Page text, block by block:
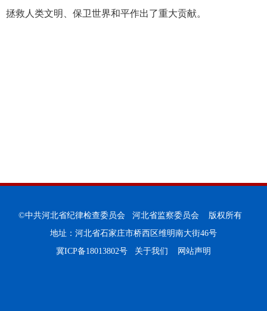
拯救人类文明、保卫世界和平作出了重大贡献。
©中共河北省纪律检查委员会 河北省监察委员会 版权所有
地址：河北省石家庄市桥西区维明南大街46号
冀ICP备18013802号
关于我们 网站声明